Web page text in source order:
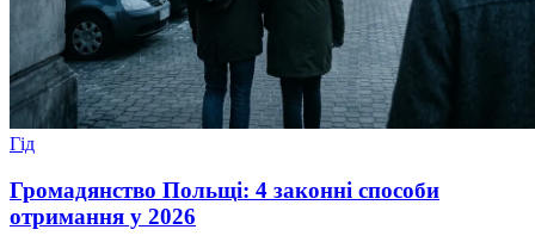
Гід
Громадянство Польщі: 4 законні способи
отримання у 2026